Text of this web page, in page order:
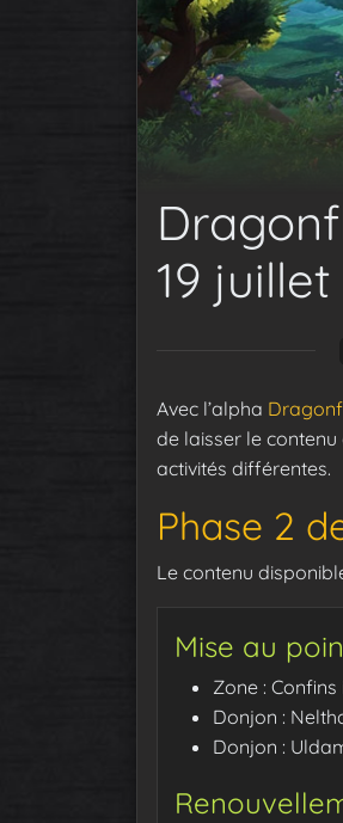
19
Avec l’alpha
de laisser le
activités différentes.
Phase 2
Le contenu
Mise au
Zone :
Donjon :
Donjon :